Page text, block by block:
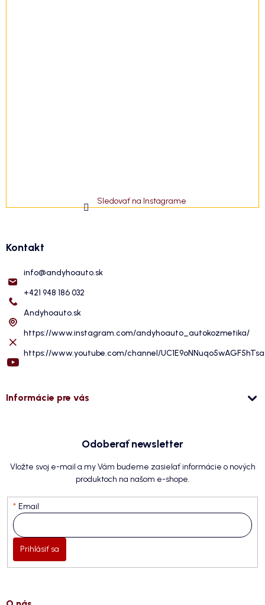
Sledovať na Instagrame
Kontakt
info@andyhoauto.sk
+421 948 186 032
Andyhoauto.sk
https://www.instagram.com/andyhoauto_autokozmetika/
https://www.youtube.com/channel/
Informácie pre vás
Odoberať newsletter
Vložte svoj e-mail a my Vám budeme zasielať informácie o nových
produktoch na našom e-shope.
Email
Prihlásiť sa